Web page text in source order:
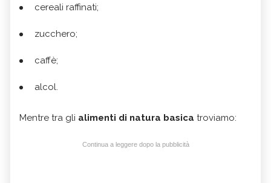
cereali raffinati;
zucchero;
caffè;
alcol.
Mentre tra gli alimenti di natura basica troviamo:
Continua a leggere dopo la pubblicità